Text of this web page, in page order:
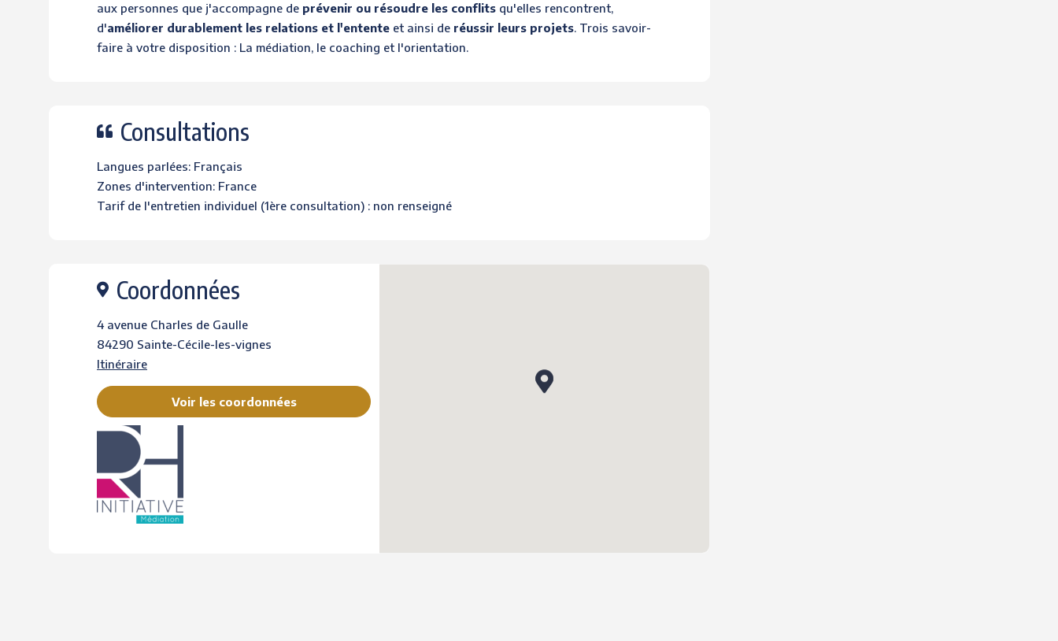
aux personnes que j'accompagne de prévenir ou résoudre les conflits qu'elles rencontrent,
d'améliorer durablement les relations et l'entente et ainsi de réussir leurs projets. Trois savoir-
faire à votre disposition : La médiation, le coaching et l'orientation.
Consultations
Langues parlées: Français
Zones d'intervention: France
Tarif de l'entretien individuel (1ère consultation) : non renseigné
Coordonnées
4 avenue Charles de Gaulle
84290 Sainte-Cécile-les-vignes
Itinéraire
Voir les coordonnées